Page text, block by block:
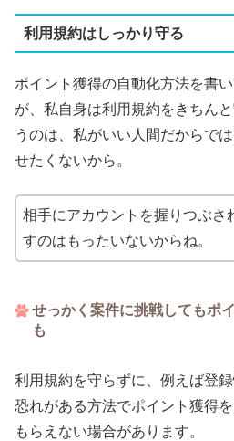
利用規約はしっかり守る
ポイント獲得の自動化方法を書
が、私自身は利用規約をきちん
うのは、私がいい人間だからで
せたくないから。
相手にアカウントを握りつぶさ
すのはもったいないからね。
せっかく案件に挑戦してもポ
も
利用規約を守らずに、例えば登
恐れがある方法でポイント獲得
もらえない場合があります。